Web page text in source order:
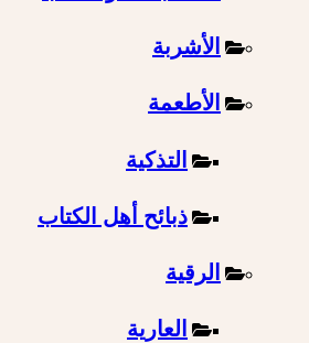
الأشربة
الأطعمة
التذكية
ذبائح أهل الكتاب
الرقية
العارية